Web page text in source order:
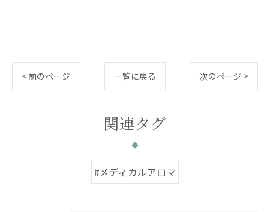
< 前のページ 一覧に戻る 次のページ >
関連タグ
#メディカルアロマ